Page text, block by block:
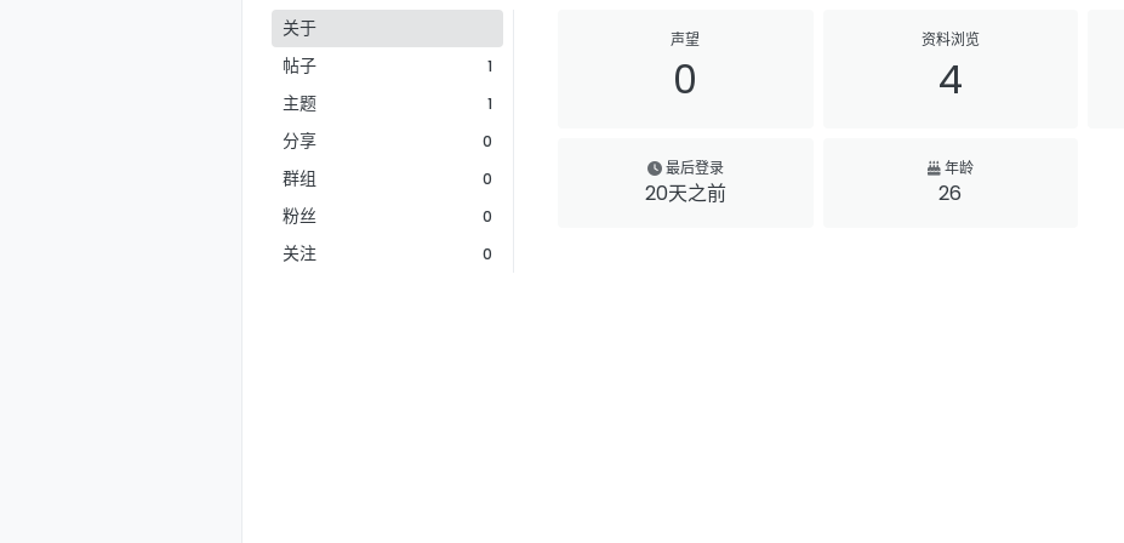
关于
帖子
1
主题 1
分享 0
群组 0
粉丝 0
关注 0
声望
0
资料浏览
4
最后登录
20天之前
年龄
26